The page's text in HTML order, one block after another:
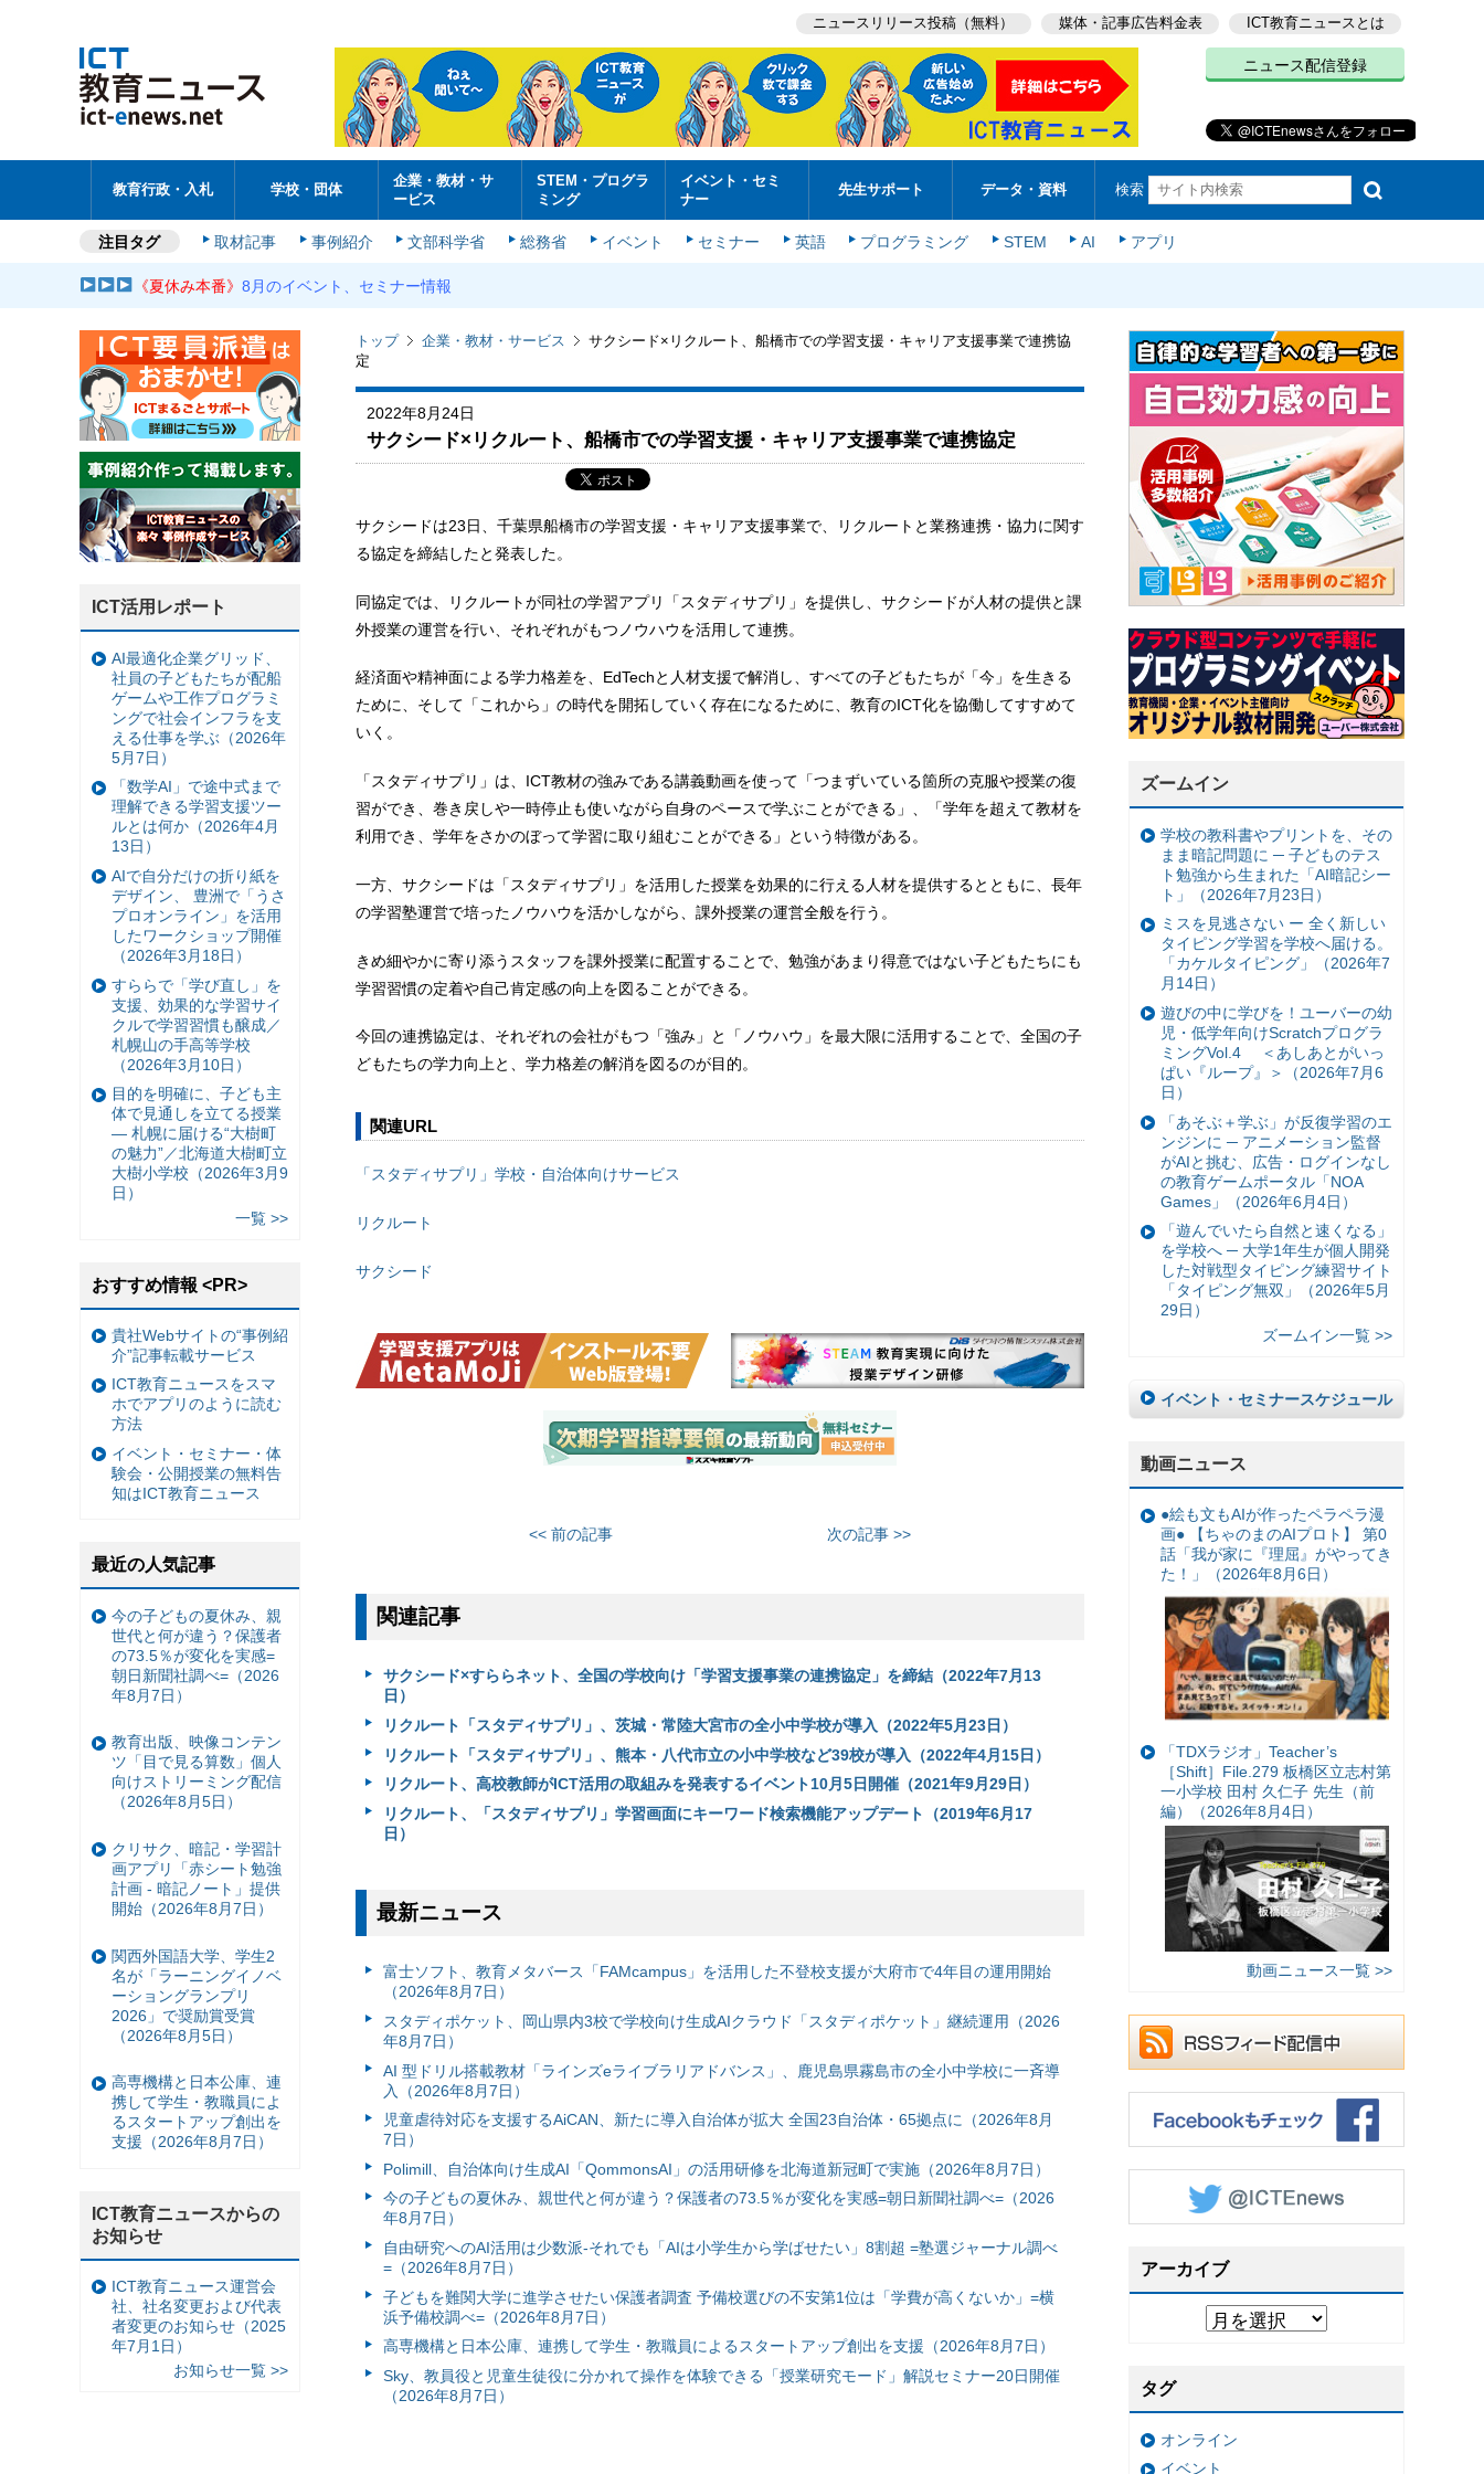
ニュースリリース投稿（無料） 媒体・記事広告料金表 ICT教育ニュースとは
ニュース配信登録
教育行政・入札 学校・団体
企業・教材・サ
ービス
STEM・プログラ
ミング
イベント・セミ
ナー
先生サポート データ・資料 検索
注目タグ 取材記事 事例紹介 文部科学省 総務省 イベント セミナー 英語 プログラミング STEM AI アプリ
《夏休み本番》8月のイベント、セミナー情報
トップ 企業・教材・サービス
サクシード×リクルート、船橋市での学習支援・キャリア支援事業で連携協
定
2022年8月24日
サクシード×リクルート、船橋市での学習支援・キャリア支援事業で連携協定
サクシードは23日、千葉県船橋市の学習支援・キャリア支援事業で、リクルートと業務連携・協力に関す
る協定を締結したと発表した。
同協定では、リクルートが同社の学習アプリ「スタディサプリ」を提供し、サクシードが人材の提供と課
外授業の運営を行い、それぞれがもつノウハウを活用して連携。
経済面や精神面による学力格差を、EdTechと人材支援で解消し、すべての子どもたちが「今」を生きる
ために、そして「これから」の時代を開拓していく存在になるために、教育のICT化を協働してすすめて
いく。
「スタディサプリ」は、ICT教材の強みである講義動画を使って「つまずいている箇所の克服や授業の復
習ができ、巻き戻しや一時停止も使いながら自身のペースで学ぶことができる」、「学年を超えて教材を
利用でき、学年をさかのぼって学習に取り組むことができる」という特徴がある。
一方、サクシードは「スタディサプリ」を活用した授業を効果的に行える人材を提供するとともに、長年
の学習塾運営で培ったノウハウを活かしながら、課外授業の運営全般を行う。
きめ細やかに寄り添うスタッフを課外授業に配置することで、勉強があまり得意ではない子どもたちにも
学習習慣の定着や自己肯定感の向上を図ることができる。
今回の連携協定は、それぞれの会社がもつ「強み」と「ノウハウ」を最大限に活用することで、全国の子
どもたちの学力向上と、学力格差の解消を図るのが目的。
関連URL
「スタディサプリ」学校・自治体向けサービス
リクルート
サクシード
<< 前の記事 次の記事 >>
関連記事
サクシード×すららネット、全国の学校向け「学習支援事業の連携協定」を締結（2022年7月13
日）
リクルート「スタディサプリ」、茨城・常陸大宮市の全小中学校が導入（2022年5月23日）
リクルート「スタディサプリ」、熊本・八代市立の小中学校など39校が導入（2022年4月15日）
リクルート、高校教師がICT活用の取組みを発表するイベント10月5日開催（2021年9月29日）
リクルート、「スタディサプリ」学習画面にキーワード検索機能アップデート（2019年6月17
日）
最新ニュース
富⼠ソフト、教育メタバース「FAMcampus」を活用した不登校支援が大府市で4年目の運用開始
（2026年8月7日）
スタディポケット、岡山県内3校で学校向け生成AIクラウド「スタディポケット」継続運用（2026
年8月7日）
AI 型ドリル搭載教材「ラインズeライブラリアドバンス」、鹿児島県霧島市の全小中学校に一斉導
入（2026年8月7日）
児童虐待対応を支援するAiCAN、新たに導入自治体が拡大 全国23自治体・65拠点に（2026年8月
7日）
Polimill、自治体向け生成AI「QommonsAI」の活用研修を北海道新冠町で実施（2026年8月7日）
今の子どもの夏休み、親世代と何が違う？保護者の73.5％が変化を実感=朝日新聞社調べ=（2026
年8月7日）
自由研究へのAI活用は少数派-それでも「AIは小学生から学ばせたい」8割超 =塾選ジャーナル調べ
=（2026年8月7日）
子どもを難関大学に進学させたい保護者調査 予備校選びの不安第1位は「学費が高くないか」=横
浜予備校調べ=（2026年8月7日）
高専機構と日本公庫、連携して学生・教職員によるスタートアップ創出を支援（2026年8月7日）
Sky、教員役と児童生徒役に分かれて操作を体験できる「授業研究モード」解説セミナー20日開催
（2026年8月7日）
ズームイン
学校の教科書やプリントを、その
まま暗記問題に ─ 子どものテス
ト勉強から生まれた「AI暗記シー
ト」（2026年7月23日）
ミスを見逃さない ー 全く新しい
タイピング学習を学校へ届ける。
「カケルタイピング」（2026年7
月14日）
遊びの中に学びを！ユーバーの幼
児・低学年向けScratchプログラ
ミングVol.4 ＜あしあとがいっ
ぱい『ループ』＞（2026年7月6
日）
「あそぶ＋学ぶ」が反復学習のエ
ンジンに ─ アニメーション監督
がAIと挑む、広告・ログインなし
の教育ゲームポータル「NOA
Games」（2026年6月4日）
「遊んでいたら自然と速くなる」
を学校へ ─ 大学1年生が個人開発
した対戦型タイピング練習サイト
「タイピング無双」（2026年5月
29日）
ズームイン一覧 >>
イベント・セミナースケジュール
動画ニュース
●絵も文もAIが作ったペラペラ漫
画● 【ちゃのまのAIプロト】 第0
話「我が家に『理屈』がやってき
た！」（2026年8月6日）
「TDXラジオ」Teacher’s
［Shift］File.279 板橋区立志村第
一小学校 田村 久仁子 先生（前
編）（2026年8月4日）
動画ニュース一覧 >>
アーカイブ
タグ
オンライン
イベント
ICT活用レポート
AI最適化企業グリッド、
社員の子どもたちが配船
ゲームや工作プログラミ
ングで社会インフラを支
える仕事を学ぶ（2026年
5月7日）
「数学AI」で途中式まで
理解できる学習支援ツー
ルとは何か（2026年4月
13日）
AIで自分だけの折り紙を
デザイン、 豊洲で「うさ
プロオンライン」を活用
したワークショップ開催
（2026年3月18日）
すららで「学び直し」を
支援、効果的な学習サイ
クルで学習習慣も醸成／
札幌山の手高等学校
（2026年3月10日）
目的を明確に、子ども主
体で見通しを立てる授業
— 札幌に届ける“大樹町
の魅力”／北海道大樹町立
大樹小学校（2026年3月9
日）
一覧 >>
おすすめ情報 <PR>
貴社Webサイトの“事例紹
介”記事転載サービス
ICT教育ニュースをスマ
ホでアプリのように読む
方法
イベント・セミナー・体
験会・公開授業の無料告
知はICT教育ニュース
最近の人気記事
今の子どもの夏休み、親
世代と何が違う？保護者
の73.5％が変化を実感=
朝日新聞社調べ=（2026
年8月7日）
教育出版、映像コンテン
ツ「目で見る算数」個人
向けストリーミング配信
（2026年8月5日）
クリサク、暗記・学習計
画アプリ「赤シート勉強
計画 - 暗記ノート」提供
開始（2026年8月7日）
関西外国語大学、学生2
名が「ラーニングイノベ
ーショングランプリ
2026」で奨励賞受賞
（2026年8月5日）
高専機構と日本公庫、連
携して学生・教職員によ
るスタートアップ創出を
支援（2026年8月7日）
ICT教育ニュースからの
お知らせ
ICT教育ニュース運営会
社、社名変更および代表
者変更のお知らせ（2025
年7月1日）
お知らせ一覧 >>